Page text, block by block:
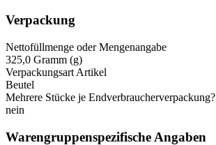
Verpackung
Nettofüllmenge oder Mengenangabe
325,0 Gramm (g)
Verpackungsart Artikel
Beutel
Mehrere Stücke je Endverbraucherverpackung?
nein
Warengruppenspezifische Angaben